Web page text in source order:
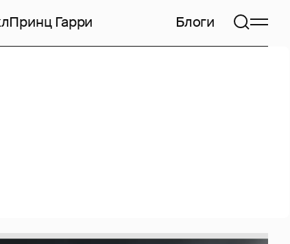
Принц Гарри Блоги